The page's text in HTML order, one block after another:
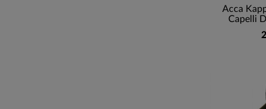
Acca
Capelli